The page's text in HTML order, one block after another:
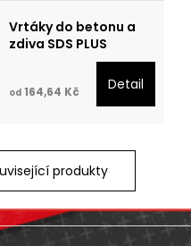
Vrtáky do betonu a
zdiva SDS PLUS
od 164,64 Kč Detail
produkty